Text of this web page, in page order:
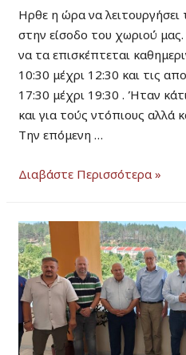
Ηρθε η ώρα να
στην είσοδο του χωριού
να τα επισκέπτεται
10:30 μέχρι 12:30 και τις
17:30 μέχρι 19:30 . Ήταν
και για τούς ντόπιους αλλά
Την επόμενη …
Ξεκίνησε
παραδοσιακών
επαγγελμάτων
στην
Σαμάρινα.
Διαβάστε Περισσότερα »